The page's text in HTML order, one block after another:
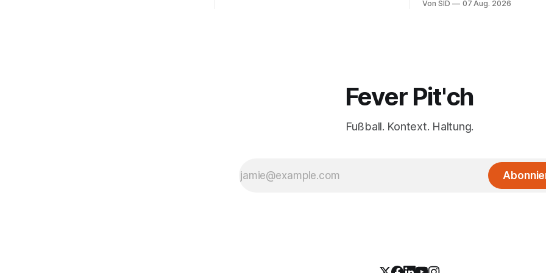
Infantinos Rolle entscheidend
Von SID 07 Aug. 2026
Fever Pit'ch
Fußball. Kontext. Haltung.